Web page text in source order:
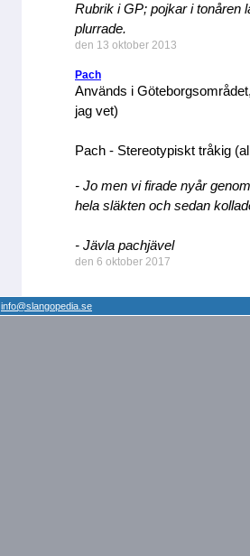
Rubrik i GP; pojkar i tonåren
plurrade.
den 13 oktober 2013
Pach
Används i
jag vet)
Pach - Stereotypiskt tråkig
- Jo men vi firade nyår
hela släkten och sedan
- Jävla pachjävel
den 6 oktober 2017
info@slangopedia.se